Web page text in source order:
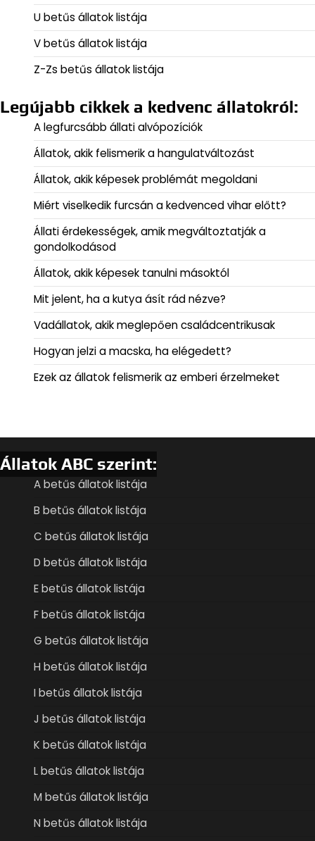
U betűs állatok listája
V betűs állatok listája
Z-Zs betűs állatok listája
Legújabb cikkek a kedvenc állatokról:
A legfurcsább állati alvópozíciók
Állatok, akik felismerik a hangulatváltozást
Állatok, akik képesek problémát megoldani
Miért viselkedik furcsán a kedvenced vihar előtt?
Állati érdekességek, amik megváltoztatják a
gondolkodásod
Állatok, akik képesek tanulni másoktól
Mit jelent, ha a kutya ásít rád nézve?
Vadállatok, akik meglepően családcentrikusak
Hogyan jelzi a macska, ha elégedett?
Ezek az állatok felismerik az emberi érzelmeket
Állatok ABC szerint:
A betűs állatok listája
B betűs állatok listája
C betűs állatok listája
D betűs állatok listája
E betűs állatok listája
F betűs állatok listája
G betűs állatok listája
H betűs állatok listája
I betűs állatok listája
J betűs állatok listája
K betűs állatok listája
L betűs állatok listája
M betűs állatok listája
N betűs állatok listája